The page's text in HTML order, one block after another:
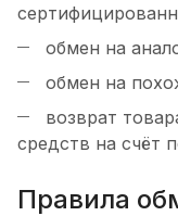
обмен на
обмен на
возврат
средств на счёт
Правила